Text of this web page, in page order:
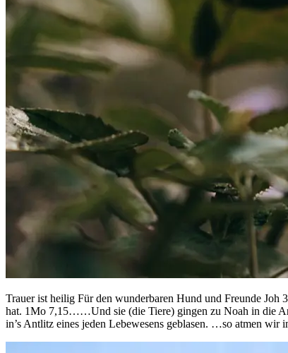
Trauer ist heilig Für den wunderbaren Hund und Freunde Joh
hat. 1Mo 7,15……Und sie (die Tiere) gingen zu Noah in die
in’s Antlitz eines jeden Lebewesens geblasen. …so atmen